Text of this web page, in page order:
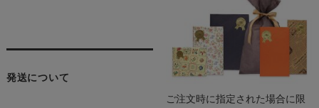
発送について
ご注文時に指定された場合に限